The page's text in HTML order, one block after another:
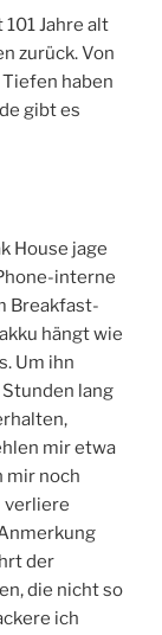
Jahre alt
zurück. Von
haben
gibt es
House jage
interne
Breakfast-
hängt wie
Um ihn
lang
mir etwa
mir noch
verliere
der
die nicht so
ich